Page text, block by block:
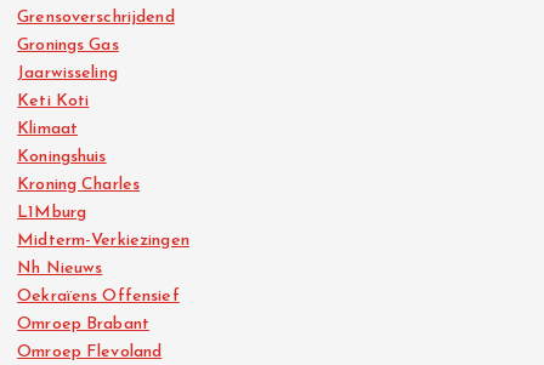
Grensoverschrijdend
Gronings Gas
Jaarwisseling
Keti Koti
Klimaat
Koningshuis
Kroning Charles
L1Mburg
Midterm-Verkiezingen
Nh Nieuws
Oekraïens Offensief
Omroep Brabant
Omroep Flevoland